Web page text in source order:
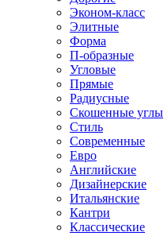
Эконом-класс
Элитные
Форма
П-образные
Угловые
Прямые
Радиусные
Скошенные углы
Стиль
Современные
Евро
Английские
Дизайнерские
Итальянские
Кантри
Классические